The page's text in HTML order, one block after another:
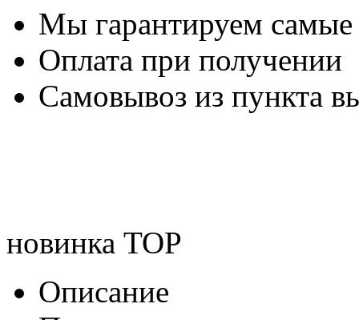
Мы гарантируем
Оплата при получении
Самовывоз из пункта
новинка TOP
Описание